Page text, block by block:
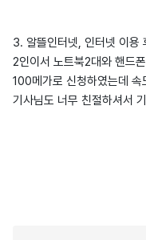
3. 알뜰인터넷, 인터넷 이용
2인이서 노트북2대와 핸드
100메가로 신청하였는데
기사님도 너무 친절하셔서